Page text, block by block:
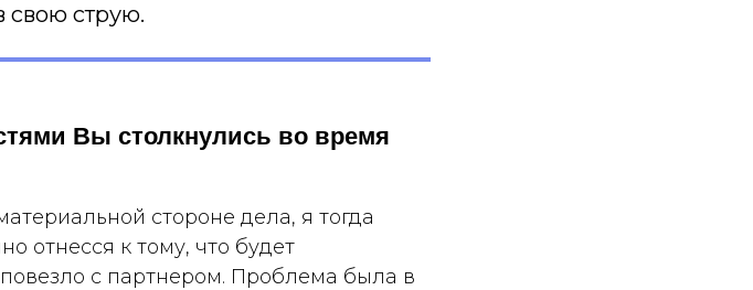
свою струю.
Вы столкнулись во время
стороне дела, я тогда
отнесся к тому, что будет
с партнером. Проблема была в